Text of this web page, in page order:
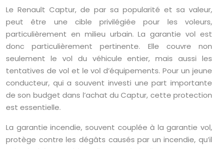
Le Renault Captur, de par sa popularité et sa valeur,
peut être une cible privilégiée pour les voleurs,
particulièrement en milieu urbain. La garantie vol est
donc particulièrement pertinente. Elle couvre non
seulement le vol du véhicule entier, mais aussi les
tentatives de vol et le vol d’équipements. Pour un jeune
conducteur, qui a souvent investi une part importante
de son budget dans l’achat du Captur, cette protection
est essentielle.
La garantie incendie, souvent couplée à la garantie vol,
protège contre les dégâts causés par un incendie, qu’il